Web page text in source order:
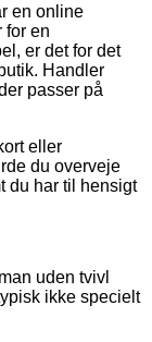
en online
for en
er det for det
Handler
passer på
eller
du overveje
du har til hensigt
uden tvivl
ikke specielt